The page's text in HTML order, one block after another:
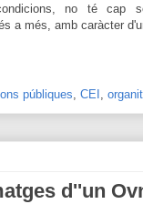
no té cap
a més, amb caràcter
públiques, CEI ,
d''un